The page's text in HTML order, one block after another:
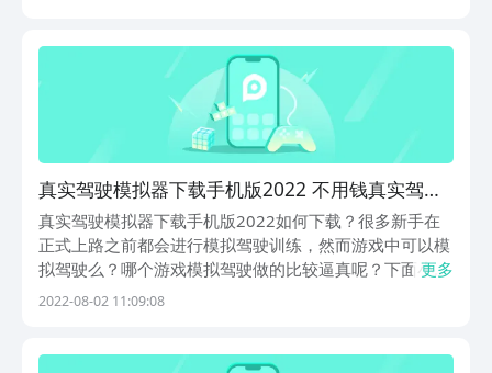
真实驾驶模拟器下载手机版2022 不用钱真实驾驶
模拟器下载安装
真实驾驶模拟器下载手机版2022如何下载？很多新手在
正式上路之前都会进行模拟驾驶训练，然而游戏中可以模
拟驾驶么？哪个游戏模拟驾驶做的比较逼真呢？下面小编
就为大家介绍一个比较好玩的驾驶模拟器，感兴趣的小伙
更多
2022-08-02 11:09:08